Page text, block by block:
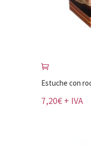
Estuche con
7,20€ + IVA